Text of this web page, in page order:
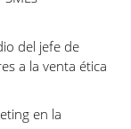
del jefe de
a la venta ética
en la